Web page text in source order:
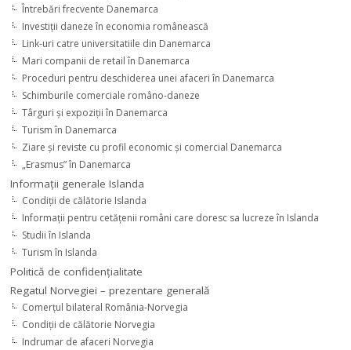
Întrebări frecvente Danemarca
Investiţii daneze în economia românească
Link-uri catre universitatiile din Danemarca
Mari companii de retail în Danemarca
Proceduri pentru deschiderea unei afaceri în Danemarca
Schimburile comerciale româno-daneze
Târguri şi expoziţii în Danemarca
Turism în Danemarca
Ziare şi reviste cu profil economic şi comercial Danemarca
„Erasmus” în Danemarca
Informaţii generale Islanda
Condiţii de călătorie Islanda
Informaţii pentru cetăţenii români care doresc sa lucreze în Islanda
Studii în Islanda
Turism în Islanda
Politică de confidențialitate
Regatul Norvegiei – prezentare generală
Comerţul bilateral România-Norvegia
Condiții de călătorie Norvegia
Indrumar de afaceri Norvegia